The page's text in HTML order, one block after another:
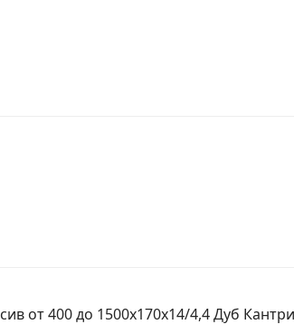
от 400 до 1500х170х14/4,4 Дуб